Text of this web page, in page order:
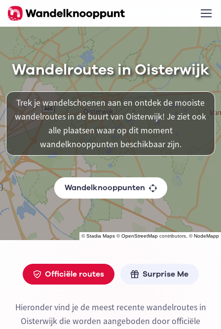
©Stadia Maps ©OpenStreetMap contributors, ©NodeMapp
Wandelroutes in Oisterwijk
Trek je wandelschoenen aan en ontdek de mooiste
wandelroutes in de buurt van Oisterwijk! Je ziet ook
alle plaatsen waar op dit moment
wandelknooppunten beschikbaar zijn.
Wandelknooppunten
Officiële routes Surprise Me
Hieronder vind je de meest recente wandelroutes in
Oisterwijk die worden aangeboden door officiële